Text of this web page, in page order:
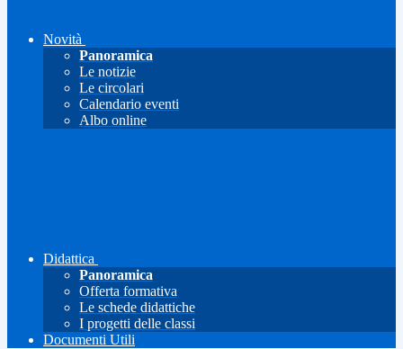
Novità
Panoramica
Le notizie
Le circolari
Calendario eventi
Albo online
Didattica
Panoramica
Offerta formativa
Le schede didattiche
I progetti delle classi
Documenti Utili